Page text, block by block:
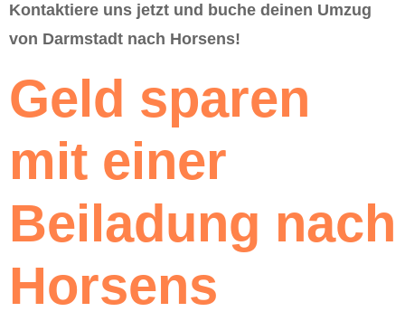
Kontaktiere uns jetzt und buche deinen Umzug
von Darmstadt nach Horsens!
Geld sparen
mit einer
Beiladung nach
Horsens